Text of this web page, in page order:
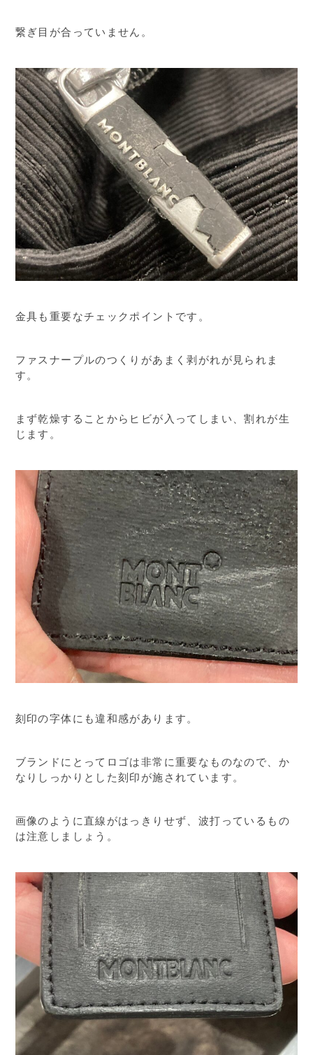
繋ぎ目が合っていません。
金具も重要なチェックポイントです。
ファスナープルのつくりがあまく剥がれが見られま
す。
まず乾燥することからヒビが入ってしまい、割れが生
じます。
刻印の字体にも違和感があります。
ブランドにとってロゴは非常に重要なものなので、か
なりしっかりとした刻印が施されています。
画像のように直線がはっきりせず、波打っているもの
は注意しましょう。